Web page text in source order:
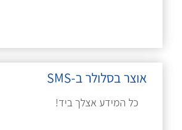
אוצר בסלולר ב-SMS
כל המידע אצלך ביד!